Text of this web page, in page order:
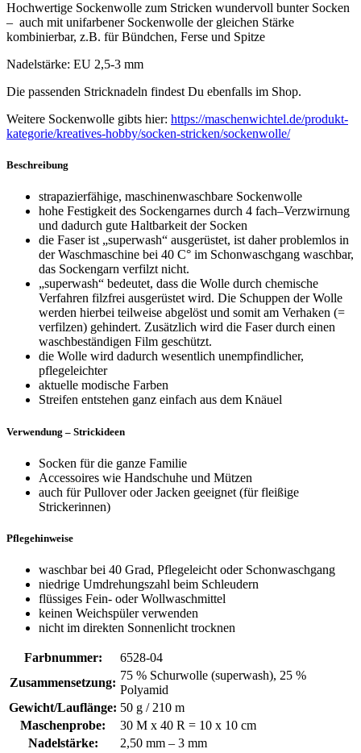
Hochwertige Sockenwolle zum Stricken wundervoll bunter Socken
– auch mit unifarbener Sockenwolle der gleichen Stärke
kombinierbar, z.B. für Bündchen, Ferse und Spitze
Nadelstärke: EU 2,5-3 mm
Die passenden Stricknadeln findest Du ebenfalls im Shop.
Weitere Sockenwolle gibts hier: https://maschenwichtel.de/produkt-
kategorie/kreatives-hobby/socken-stricken/sockenwolle/
Beschreibung
strapazierfähige, maschinenwaschbare Sockenwolle
hohe Festigkeit des Sockengarnes durch 4 fach–Verzwirnung
und dadurch gute Haltbarkeit der Socken
die Faser ist „superwash“ ausgerüstet, ist daher problemlos in
der Waschmaschine bei 40 C° im Schonwaschgang waschbar,
das Sockengarn verfilzt nicht.
„superwash“ bedeutet, dass die Wolle durch chemische
Verfahren filzfrei ausgerüstet wird. Die Schuppen der Wolle
werden hierbei teilweise abgelöst und somit am Verhaken (=
verfilzen) gehindert. Zusätzlich wird die Faser durch einen
waschbeständigen Film geschützt.
die Wolle wird dadurch wesentlich unempfindlicher,
pflegeleichter
aktuelle modische Farben
Streifen entstehen ganz einfach aus dem Knäuel
Verwendung – Strickideen
Socken für die ganze Familie
Accessoires wie Handschuhe und Mützen
auch für Pullover oder Jacken geeignet (für fleißige
Strickerinnen)
Pflegehinweise
waschbar bei 40 Grad, Pflegeleicht oder Schonwaschgang
niedrige Umdrehungszahl beim Schleudern
flüssiges Fein- oder Wollwaschmittel
keinen Weichspüler verwenden
nicht im direkten Sonnenlicht trocknen
Farbnummer:
6528-04
Zusammensetzung:
75 % Schurwolle (superwash), 25 %
Polyamid
Gewicht/Lauflänge: 50 g / 210 m
Maschenprobe:
30 M x 40 R = 10 x 10 cm
Nadelstärke:
2,50 mm – 3 mm